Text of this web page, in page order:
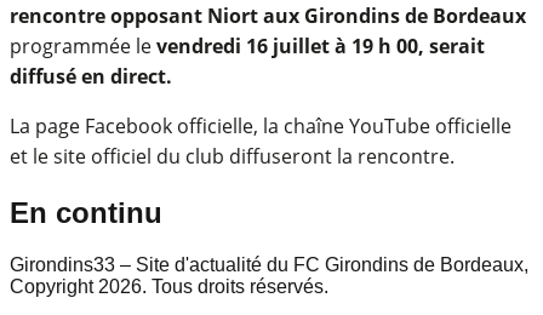
rencontre opposant Niort aux Girondins de Bordeaux
programmée levendredi 16 juillet à 19 h 00, serait
diffusé en direct.
La page Facebook officielle, la chaîne YouTube officielle
et le site officiel du club diffuseront la rencontre.
En continu
Girondins33 – Site d'actualité du FC Girondins de Bordeaux,
Copyright 2026. Tous droits réservés.